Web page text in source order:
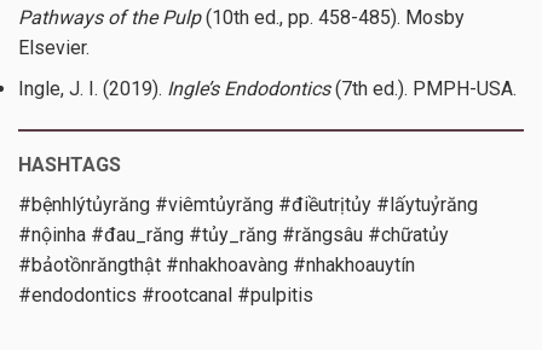
Pathways of the Pulp(10th ed., pp. 458-485). Mosby
Elsevier.
Ingle, J. I. (2019). Ingle’s Endodontics(7th ed.). PMPH-USA.
HASHTAGS
#bệnhlýtủyrăng #viêmtủyrăng #điềutrịtủy #lấytuỷrăng
#nộinha #đau_răng #tủy_răng #răngsâu #chữatủy
#bảotồnrăngthật #nhakhoavàng #nhakhoauytín
#endodontics #rootcanal #pulpitis